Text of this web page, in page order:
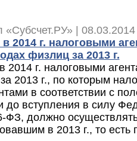
«Субсчет.РУ» |
в 2014 г. налоговыми
физлиц за 2013 г.
2014 г. налоговыми
2013 г., по которым
в соответствии с
вступления в силу
ФЗ, должно
в 2013 г., то